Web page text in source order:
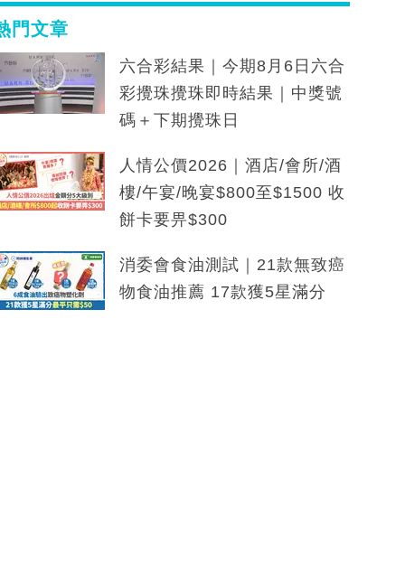
門文章
六合彩結果｜今期8月6日六合
彩攪珠攪珠即時結果｜中獎號
碼＋下期攪珠日
人情公價2026｜酒店/會所/酒
樓/午宴/晚宴$800至$1500 收
餅卡要畀$300
消委會食油測試｜21款無致癌
物食油推薦 17款獲5星滿分